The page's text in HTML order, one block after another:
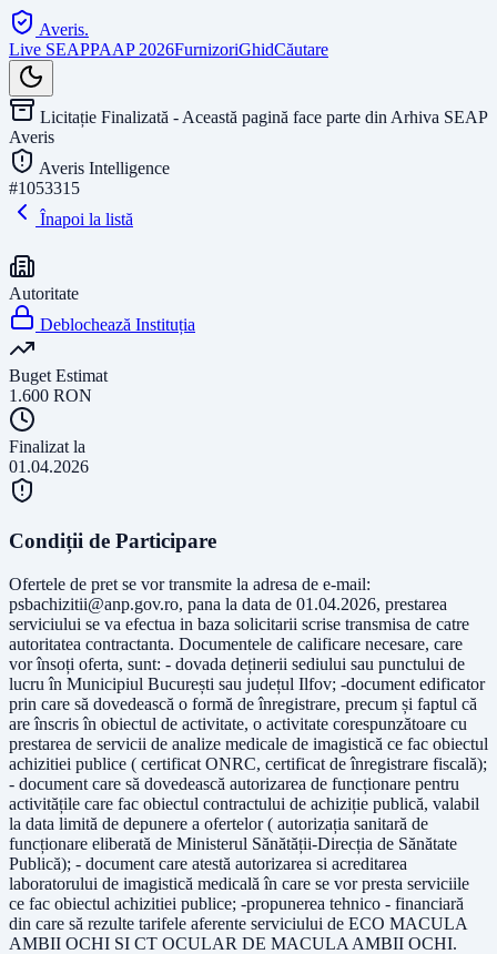
Averis.
Live SEAPPAAP 2026FurnizoriGhidCăutare
Licitație Finalizată - Această pagină face parte din Arhiva SEAP
Averis
Averis Intelligence
#1053315
Înapoi la listă
Autoritate
Deblochează Instituția
Buget Estimat
1.600 RON
Finalizat la
01.04.2026
Condiții de Participare
Ofertele de pret se vor transmite la adresa de e-mail:
psbachizitii@anp.gov.ro, pana la data de 01.04.2026, prestarea
serviciului se va efectua in baza solicitarii scrise transmisa de catre
autoritatea contractanta. Documentele de calificare necesare, care
vor însoți oferta, sunt: - dovada deținerii sediului sau punctului de
lucru în Municipiul București sau județul Ilfov; -document edificator
prin care să dovedească o formă de înregistrare, precum și faptul că
are înscris în obiectul de activitate, o activitate corespunzătoare cu
prestarea de servicii de analize medicale de imagistică ce fac obiectul
achizitiei publice ( certificat ONRC, certificat de înregistrare fiscală);
- document care să dovedească autorizarea de funcționare pentru
activitățile care fac obiectul contractului de achiziție publică, valabil
la data limită de depunere a ofertelor ( autorizația sanitară de
funcționare eliberată de Ministerul Sănătății-Direcția de Sănătate
Publică); - document care atestă autorizarea si acreditarea
laboratorului de imagistică medicală în care se vor presta serviciile
ce fac obiectul achizitiei publice; -propunerea tehnico - financiară
din care să rezulte tarifele aferente serviciului de ECO MACULA
AMBII OCHI SI CT OCULAR DE MACULA AMBII OCHI.